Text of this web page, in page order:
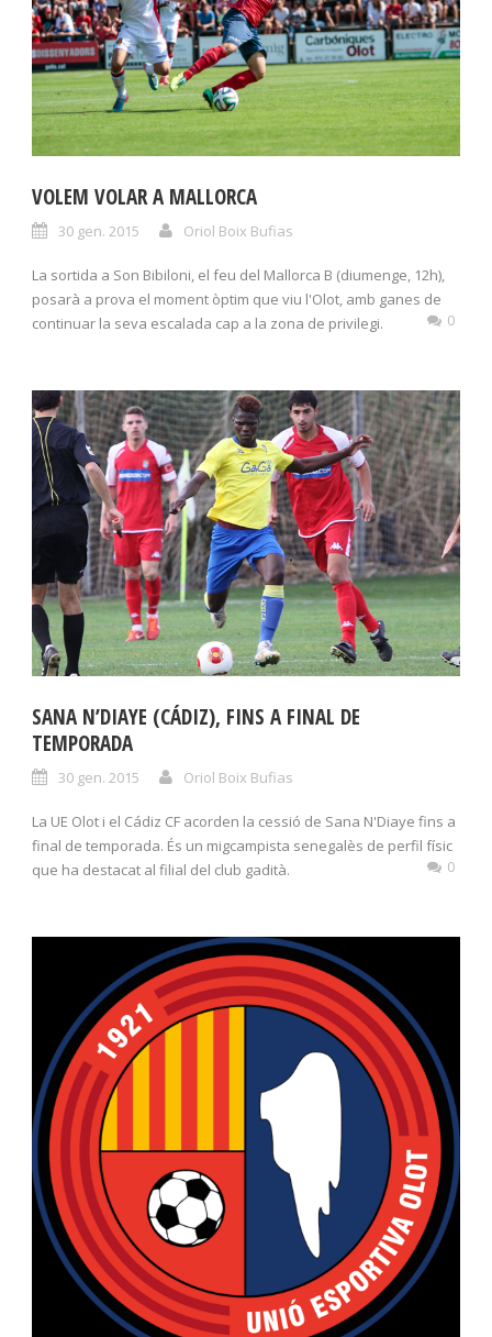
VOLEM VOLAR A MALLORCA
30 gen. 2015 Oriol Boix Bufias
La sortida a Son Bibiloni, el feu del Mallorca B (diumenge, 12h),
posarà a prova el moment òptim que viu l'Olot, amb ganes de
continuar la seva escalada cap a la zona de privilegi.
0
SANA N’DIAYE (CÁDIZ), FINS A FINAL DE
TEMPORADA
30 gen. 2015 Oriol Boix Bufias
La UE Olot i el Cádiz CF acorden la cessió de Sana N'Diaye fins a
final de temporada. És un migcampista senegalès de perfil físic
que ha destacat al filial del club gadità.
0